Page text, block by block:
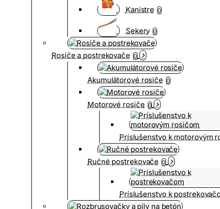
Kanistre 0
Sekery 0
Rosiče a postrekovače 0
Akumulátorové rosiče 0
Motorové rosiče 0
Príslušenstvo k motorovým
Ručné postrekovače 0
Príslušenstvo k